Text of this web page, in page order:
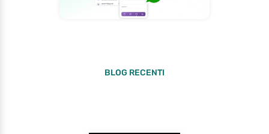
BLOG RECENTI